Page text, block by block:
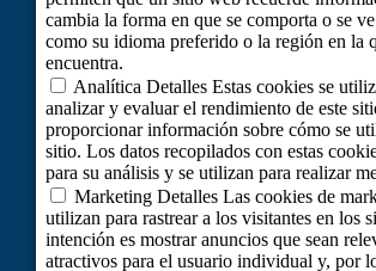
TURISMO SOSTENIBLE